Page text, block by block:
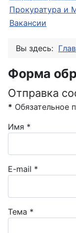
Прокуратура и
Вакансии
Вы здесь:
Форма
Отправка
* Обязательное
Имя *
E-mail *
Тема *